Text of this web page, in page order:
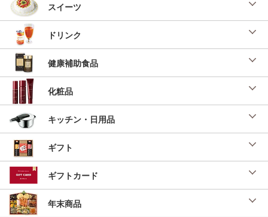
スイーツ
ドリンク
健康補助食品
化粧品
キッチン・日用品
ギフト
ギフトカード
年末商品